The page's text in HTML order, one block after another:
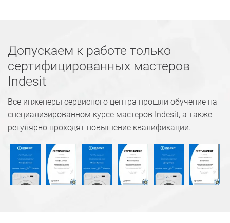
Допускаем к работе только
сертифицированных мастеров
Indesit
Все инженеры сервисного центра прошли обучение на
специализированном курсе мастеров Indesit, а также
регулярно проходят повышение квалификации.